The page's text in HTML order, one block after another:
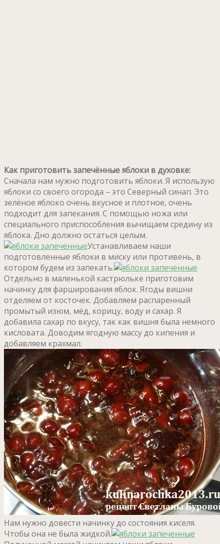
Как приготовить запечённые яблоки в духовке:
Сначала нам нужно подготовить яблоки. Я использую
яблоки со своего огорода – это Северный синап. Это
зелёное яблоко очень вкусное и плотное, очень
подходит для запекания. С помощью ножа или
специального приспособления вычищаем средину из
яблока. Дно должно остаться целым.
Устанавливаем наши
подготовленные яблоки в миску или противень, в
котором будем из запекать.
Отдельно в маленькой кастрюльке приготовим
начинку для фарширования яблок. Ягоды вишни
отделяем от косточек. Добавляем распаренный
промытый изюм, мёд, корицу, воду и сахар. Я
добавила сахар по вкусу, так как вишня была немного
кисловата. Доводим ягодную массу до кипения и
добавляем крахмал.
Нам нужно довести начинку до состояния киселя.
Чтобы она не была жидкой.